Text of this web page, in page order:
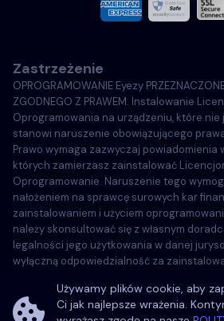
Używamy plików cookie, aby
Ci jak najlepsze wrażenia.
Włoski
Português
Türkçe
Polski
Zastrzeżenie
OPROGRAMOWANIE Eyezy
ZGODNEGO Z PRAWEM. Instalowanie
Oprogramowania na urządzeniu, które nie
stanowi naruszenie obowiązującego
Prawo wymaga zazwyczaj powiadomienia
których zamierzasz zainstalować
Oprogramowanie. Naruszenie tego
nałożeniem na sprawcę surowych kar
zainstalowaniem i użyciem
należy skonsultować się z własnym
legalności jego użytkowania w danej
wyłączną odpowiedzialność za
Eyezy nie może zostać pociągnięta do